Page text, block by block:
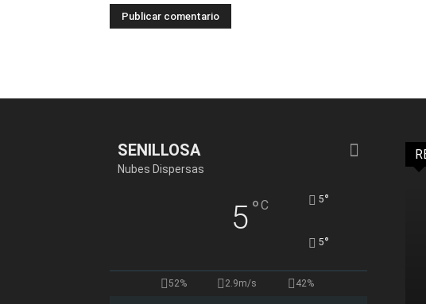
SENILLOSA
Nubes Dispersas
5°C 5°
5°
52% 2.9m/s 42%